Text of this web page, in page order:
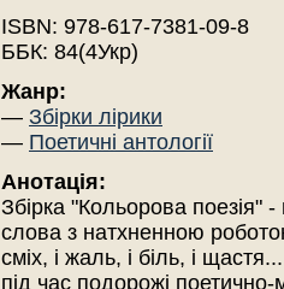
ISBN: 978-617-7381-09-8
ББК: 84(4Укр)
Жанр:
— Збірки лірики
— Поетичні антології
Анотація:
Збірка "Кольорова поезія"
слова з натхненною
сміх, і жаль, і біль, і
під час подорожі поетично-